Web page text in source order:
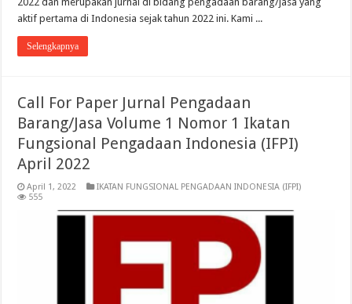
aktif pertama di Indonesia sejak tahun 2022 ini. Kami ...
Selengkapnya
Call For Paper Jurnal Pengadaan
Barang/Jasa Volume 1 Nomor 1 Ikatan
Fungsional Pengadaan Indonesia (IFPI)
April 2022
April 1, 2022
IKATAN FUNGSIONAL PENGADAAN INDONESIA (IFPI)
555